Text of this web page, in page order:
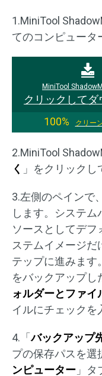
1.MiniTool
てのコンピュータ
MiniTool
クリックしてダ
100%
クリー
2.MiniTool
く 」をクリックし
3.左側のペインで
します。システ
ソースとしてデフ
ステムイメージだ
テップに進みます
をバックアップし
ォルダーとファイ
イルにチェックを
4.「バックアップ
プの保存パスを選
ンピューター 」タ